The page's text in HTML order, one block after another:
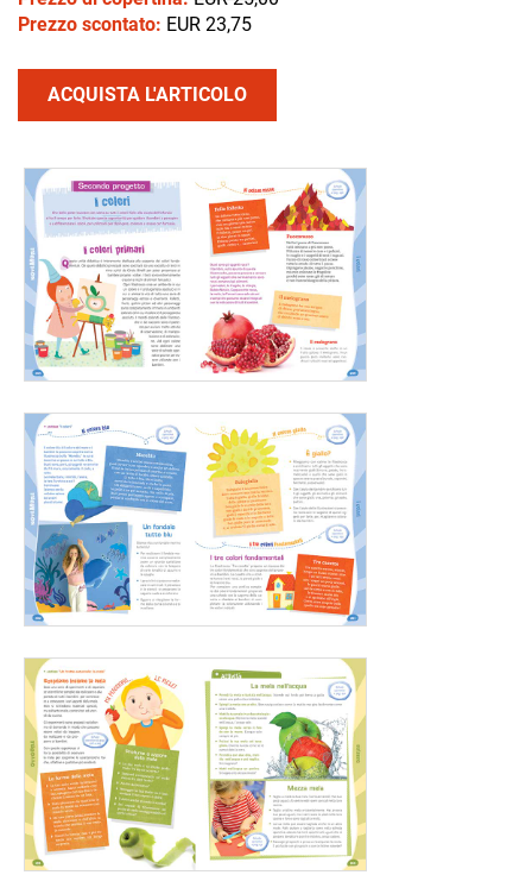
Prezzo scontato: EUR 23,75
ACQUISTA L'ARTICOLO